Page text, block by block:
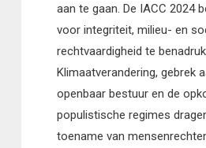
aan te gaan. De IACC 2024
voor integriteit, milieu- en
rechtvaardigheid te
Klimaatverandering, gebrek
openbaar bestuur en de
populistische regimes
toename van